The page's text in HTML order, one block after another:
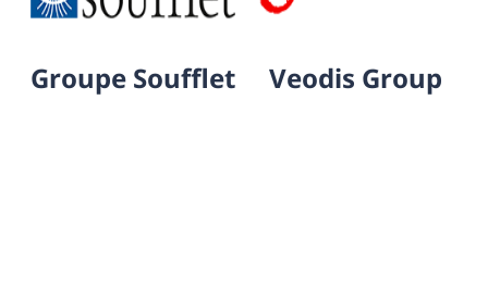
Groupe Soufflet Veodis Group